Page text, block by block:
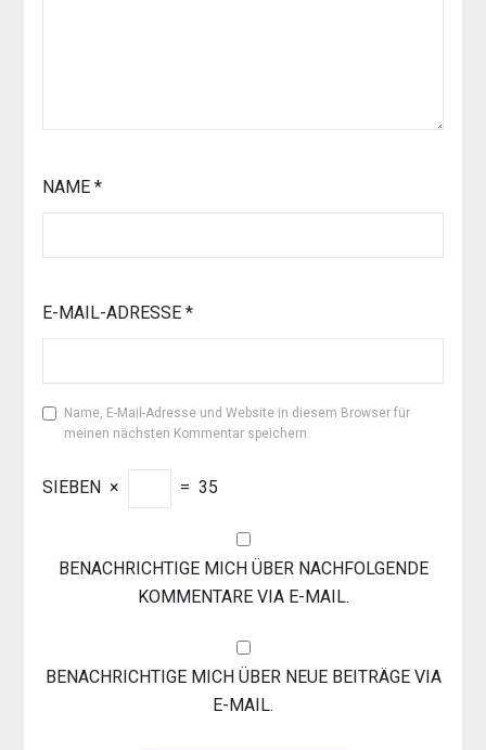
NAME *
E-MAIL-ADRESSE *
Name, E-Mail-Adresse und Website in diesem Browser für
meinen nächsten Kommentar speichern.
SIEBEN × = 35
BENACHRICHTIGE MICH ÜBER NACHFOLGENDE
KOMMENTARE VIA E-MAIL.
BENACHRICHTIGE MICH ÜBER NEUE BEITRÄGE VIA
E-MAIL.